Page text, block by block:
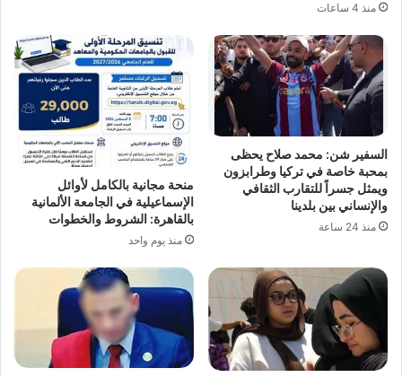
منذ 4 ساعات
السفير شن: محمد صلاح يحظى
بمحبة خاصة في تركيا وطرابزون
ويمثل جسراً للتقارب الثقافي
والإنساني بين بلدينا
منذ 24 ساعة
منحة مجانية بالكامل لأوائل
الإسماعيلية في الجامعة الألمانية
بالقاهرة: الشروط والخطوات
منذ يوم واحد